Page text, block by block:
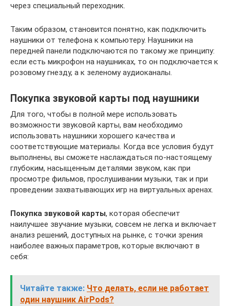
через специальный переходник.
Таким образом, становится понятно, как подключить
наушники от телефона к компьютеру. Наушники на
передней панели подключаются по такому же принципу:
если есть микрофон на наушниках, то он подключается к
розовому гнезду, а к зеленому аудиоканалы.
Покупка звуковой карты под наушники
Для того, чтобы в полной мере использовать
возможности звуковой карты, вам необходимо
использовать наушники хорошего качества и
соответствующие материалы. Когда все условия будут
выполнены, вы сможете наслаждаться по-настоящему
глубоким, насыщенным деталями звуком, как при
просмотре фильмов, прослушивании музыки, так и при
проведении захватывающих игр на виртуальных аренах.
Покупка звуковой карты, которая обеспечит
наилучшее звучание музыки, совсем не легка и включает
анализ решений, доступных на рынке, с точки зрения
наиболее важных параметров, которые включают в
себя:
Читайте также: Что делать, если не работает
один наушник AirPods?